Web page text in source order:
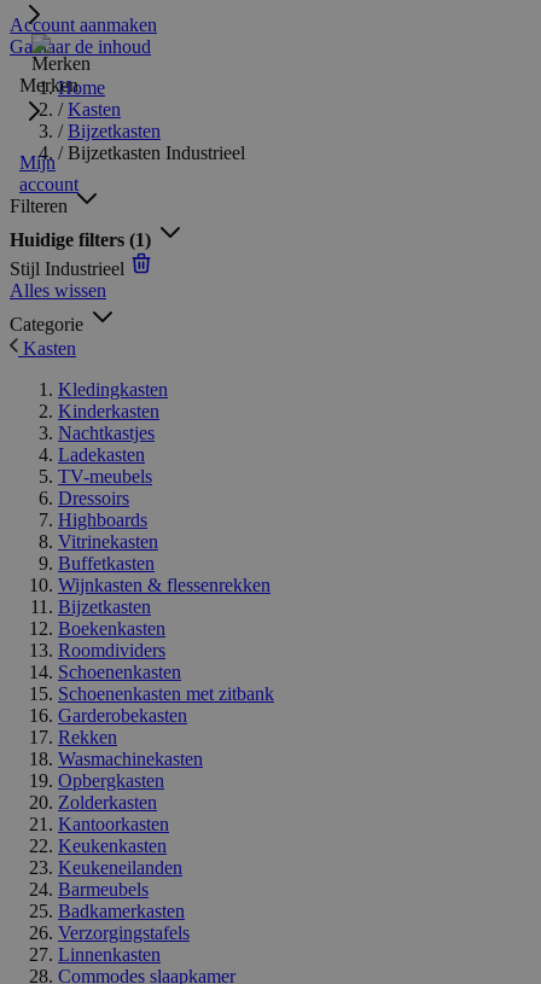
Merken
Mijn
account
Account aanmaken
Ga naar de inhoud
Home
/ Kasten
/ Bijzetkasten
/ Bijzetkasten Industrieel
Filteren
Huidige filters (1)
Stijl Industrieel
Alles wissen
Categorie
Kasten
Kledingkasten
Kinderkasten
Nachtkastjes
Ladekasten
TV-meubels
Dressoirs
Highboards
Vitrinekasten
Buffetkasten
Wijnkasten & flessenrekken
Bijzetkasten
Boekenkasten
Roomdividers
Schoenenkasten
Schoenenkasten met zitbank
Garderobekasten
Rekken
Wasmachinekasten
Opbergkasten
Zolderkasten
Kantoorkasten
Keukenkasten
Keukeneilanden
Barmeubels
Badkamerkasten
Verzorgingstafels
Linnenkasten
Commodes slaapkamer